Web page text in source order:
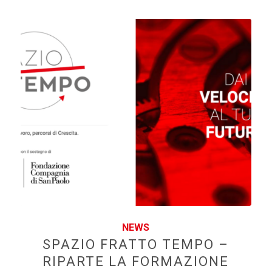
NEWS
SPAZIO FRATTO TEMPO –
RIPARTE LA FORMAZIONE